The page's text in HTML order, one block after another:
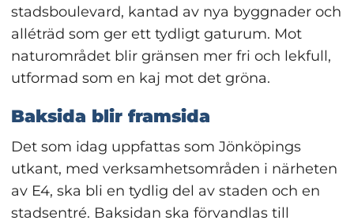
stadsboulevard, kantad av nya byggnader och
alléträd som ger ett tydligt gaturum. Mot
naturområdet blir gränsen mer fri och lekfull,
utformad som en kaj mot det gröna.
Baksida blir framsida
Det som idag uppfattas som Jönköpings
utkant, med verksamhetsområden i närheten
av E4, ska bli en tydlig del av staden och en
stadsentré. Baksidan ska förvandlas till